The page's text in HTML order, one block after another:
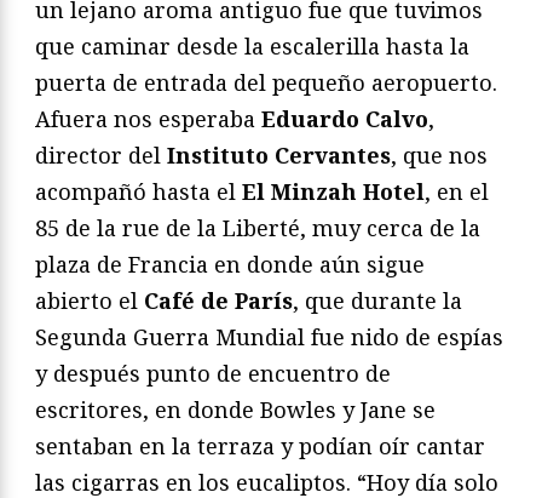
un lejano aroma antiguo fue que tuvimos
que caminar desde la escalerilla hasta la
puerta de entrada del pequeño aeropuerto.
Afuera nos esperaba Eduardo Calvo,
director del Instituto Cervantes, que nos
acompañó hasta el El Minzah Hotel, en el
85 de la rue de la Liberté, muy cerca de la
plaza de Francia en donde aún sigue
abierto el Café de París, que durante la
Segunda Guerra Mundial fue nido de espías
y después punto de encuentro de
escritores, en donde Bowles y Jane se
sentaban en la terraza y podían oír cantar
las cigarras en los eucaliptos. “Hoy día solo